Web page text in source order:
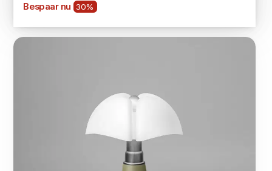
Bespaar nu 30%